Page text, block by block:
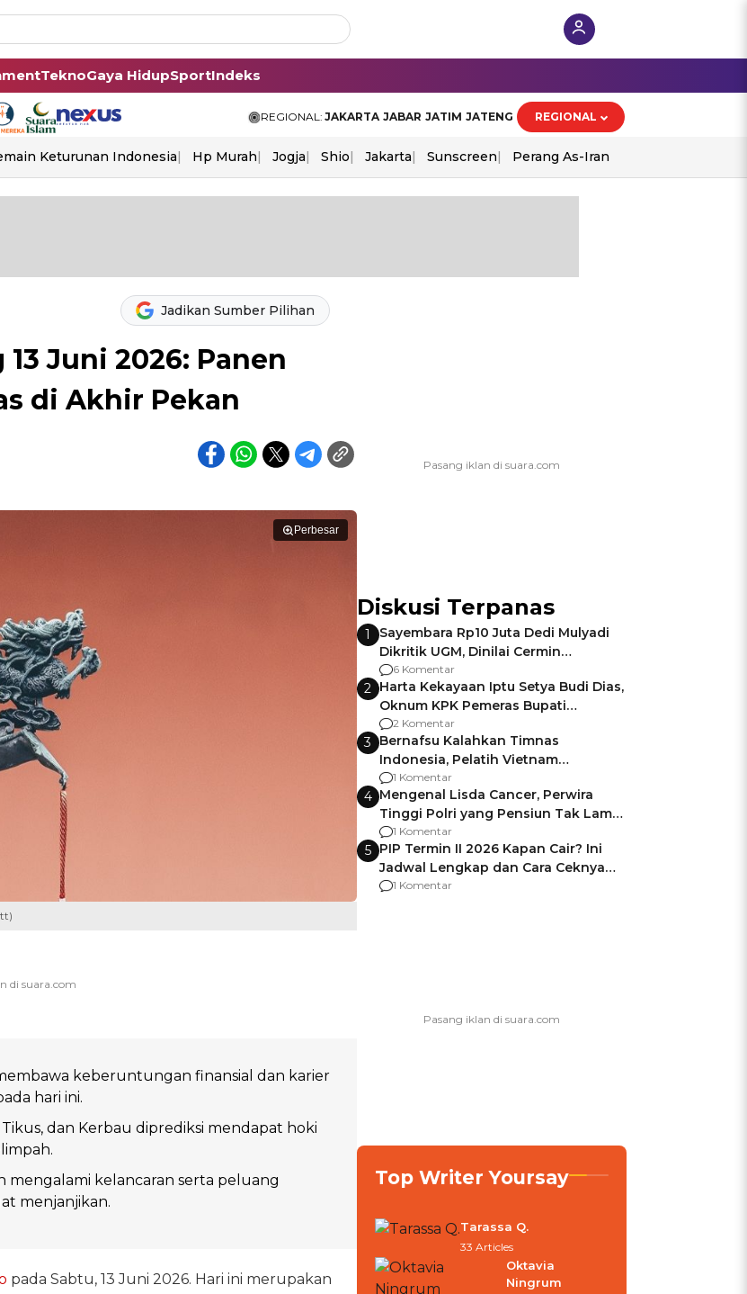
TeknoGaya HidupSportIndeks
REGIONAL: JAKARTA JABAR JATIM JATENG REGIONAL
Keturunan Indonesia Hp Murah Jogja Shio Jakarta Sunscreen Perang As-Iran
Jadikan Sumber Pilihan
Juni 2026: Panen
di Akhir Pekan
Perbesar
keberuntungan finansial dan karier
hari ini.
Tikus, dan Kerbau diprediksi mendapat hoki
mengalami kelancaran serta peluang
menjanjikan.
pada Sabtu, 13 Juni 2026. Hari ini merupakan
Diskusi Terpanas
1
Sayembara Rp10 Juta Dedi Mulyadi
Dikritik UGM, Dinilai Cermin
Gagalnya Negara Jamin Keamanan
6 Komentar
2 Harta Kekayaan Iptu Setya Budi Dias,
Oknum KPK Pemeras Bupati
Pemalang
2 Komentar
3 Bernafsu Kalahkan Timnas
Indonesia, Pelatih Vietnam
Berencana Pakai Jimat di Pakansari
1 Komentar
4 Mengenal Lisda Cancer, Perwira
Tinggi Polri yang Pensiun Tak Lama
Usai Jadi Brigjen
1 Komentar
5 PIP Termin II 2026 Kapan Cair? Ini
Jadwal Lengkap dan Cara Ceknya
agar Dana Tidak Hangus!
1 Komentar
Top Writer Yoursay
Tarassa Q.
33 Articles
Oktavia
Ningrum